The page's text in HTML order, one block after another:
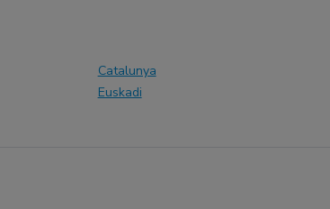
Catalunya
Euskadi